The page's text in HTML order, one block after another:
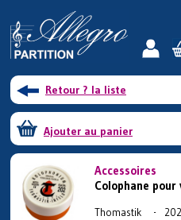
Retour ? la liste
Ajouter au panier
Accessoires
Colophane
Thomastik -